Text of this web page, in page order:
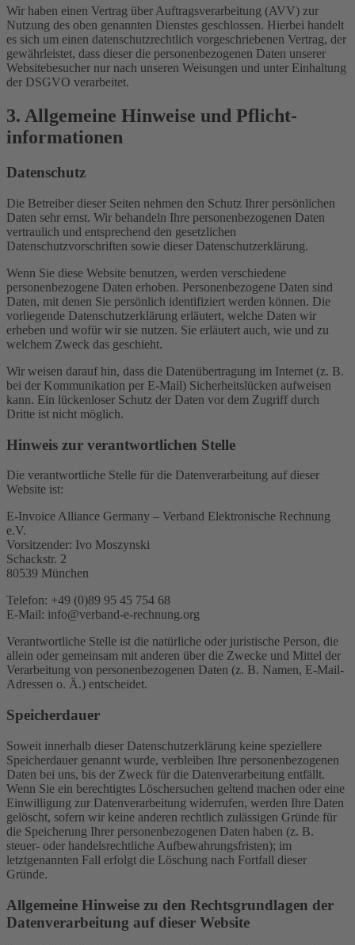
Wir haben einen Vertrag über Auftragsverarbeitung (AVV) zur
Nutzung des oben genannten Dienstes geschlossen. Hierbei handelt
es sich um einen datenschutzrechtlich vorgeschriebenen Vertrag, der
gewährleistet, dass dieser die personenbezogenen Daten unserer
Websitebesucher nur nach unseren Weisungen und unter Einhaltung
der DSGVO verarbeitet.
3. Allgemeine Hinweise und Pflicht­
informationen
Datenschutz
Die Betreiber dieser Seiten nehmen den Schutz Ihrer persönlichen
Daten sehr ernst. Wir behandeln Ihre personenbezogenen Daten
vertraulich und entsprechend den gesetzlichen
Datenschutzvorschriften sowie dieser Datenschutzerklärung.
Wenn Sie diese Website benutzen, werden verschiedene
personenbezogene Daten erhoben. Personenbezogene Daten sind
Daten, mit denen Sie persönlich identifiziert werden können. Die
vorliegende Datenschutzerklärung erläutert, welche Daten wir
erheben und wofür wir sie nutzen. Sie erläutert auch, wie und zu
welchem Zweck das geschieht.
Wir weisen darauf hin, dass die Datenübertragung im Internet (z. B.
bei der Kommunikation per E-Mail) Sicherheitslücken aufweisen
kann. Ein lückenloser Schutz der Daten vor dem Zugriff durch
Dritte ist nicht möglich.
Hinweis zur verantwortlichen Stelle
Die verantwortliche Stelle für die Datenverarbeitung auf dieser
Website ist:
E-Invoice Alliance Germany – Verband Elektronische Rechnung
e.V.
Vorsitzender: Ivo Moszynski
Schackstr. 2
80539 München
Telefon: +49 (0)89 95 45 754 68
E-Mail: info@verband-e-rechnung.org
Verantwortliche Stelle ist die natürliche oder juristische Person, die
allein oder gemeinsam mit anderen über die Zwecke und Mittel der
Verarbeitung von personenbezogenen Daten (z. B. Namen, E-Mail-
Adressen o. Ä.) entscheidet.
Speicherdauer
Soweit innerhalb dieser Datenschutzerklärung keine speziellere
Speicherdauer genannt wurde, verbleiben Ihre personenbezogenen
Daten bei uns, bis der Zweck für die Datenverarbeitung entfällt.
Wenn Sie ein berechtigtes Löschersuchen geltend machen oder eine
Einwilligung zur Datenverarbeitung widerrufen, werden Ihre Daten
gelöscht, sofern wir keine anderen rechtlich zulässigen Gründe für
die Speicherung Ihrer personenbezogenen Daten haben (z. B.
steuer- oder handelsrechtliche Aufbewahrungsfristen); im
letztgenannten Fall erfolgt die Löschung nach Fortfall dieser
Gründe.
Allgemeine Hinweise zu den Rechtsgrundlagen der
Datenverarbeitung auf dieser Website